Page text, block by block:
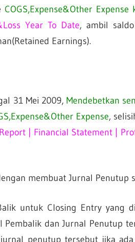
COGS,Expense&Other
Year To Date, ambil
Earnings).
31 Mei 2009, Mendebetkan
Expense,
Report | Financial Statement |
membuat Jurnal Penutup
untuk Closing Entry yang
Pembalik dan Jurnal Penutup
penutup tersebut jika